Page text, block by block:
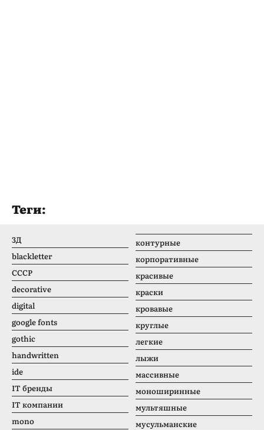
Теги:
3Д
blackletter
CCCР
decorative
digital
google fonts
gothic
handwritten
ide
IT бренды
IT компании
mono
контурные
корпоративные
красивые
краски
кровавые
круглые
легкие
лыжи
массивные
моноширинные
мультяшные
мусульманские